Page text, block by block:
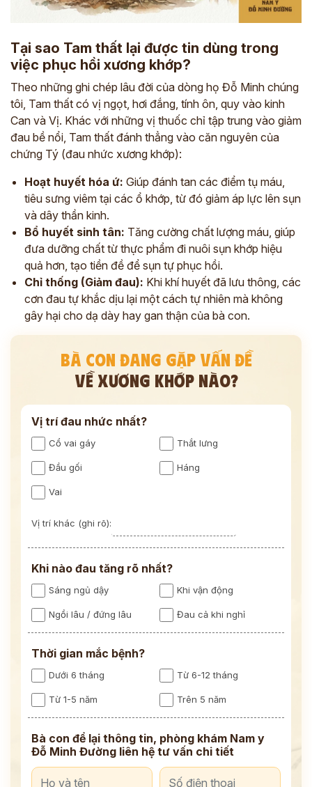
Tại sao Tam thất lại được tin dùng trong
việc phục hồi xương khớp?
Theo những ghi chép lâu đời của dòng họ Đỗ Minh chúng
tôi, Tam thất có vị ngọt, hơi đắng, tính ôn, quy vào kinh
Can và Vị. Khác với những vị thuốc chỉ tập trung vào giảm
đau bề nổi, Tam thất đánh thẳng vào căn nguyên của
chứng Tý (đau nhức xương khớp):
Hoạt huyết hóa ứ: Giúp đánh tan các điểm tụ máu,
tiêu sưng viêm tại các ổ khớp, từ đó giảm áp lực lên sụn
và dây thần kinh.
Bổ huyết sinh tân: Tăng cường chất lượng máu, giúp
đưa dưỡng chất từ thực phẩm đi nuôi sụn khớp hiệu
quả hơn, tạo tiền đề để sụn tự phục hồi.
Chỉ thống (Giảm đau): Khi khí huyết đã lưu thông, các
cơn đau tự khắc dịu lại một cách tự nhiên mà không
gây hại cho dạ dày hay gan thận của bà con.
BÀ CON ĐANG GẶP VẤN ĐỀ
VỀ XƯƠNG KHỚP NÀO?
Vị trí đau nhức nhất?
Cổ vai gáy Thắt lưng
Đầu gối Háng
Vai
Vị trí khác (ghi rõ):
Khi nào đau tăng rõ nhất?
Sáng ngủ dậy Khi vận động
Ngồi lâu / đứng lâu Đau cả khi nghỉ
Thời gian mắc bệnh?
Dưới 6 tháng Từ 6-12 tháng
Từ 1-5 năm Trên 5 năm
Bà con để lại thông tin, phòng khám Nam y
Đỗ Minh Đường liên hệ tư vấn chi tiết